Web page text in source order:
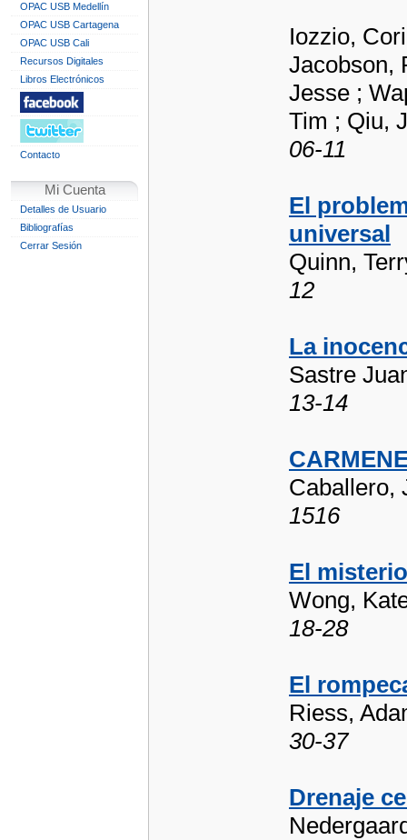
OPAC USB Medellín
OPAC USB Cartagena
OPAC USB Cali
Recursos Digitales
Libros Electrónicos
Contacto
Mi Cuenta
Detalles de Usuario
Bibliografías
Cerrar Sesión
Iozzio,
Jacobson,
Jesse ;
Tim ; Qiu,
06-11
El
universal
Quinn,
12
La
Sastre
13-14
Caballero,
1516
El
Wong,
18-28
El
Riess,
30-37
Drenaje